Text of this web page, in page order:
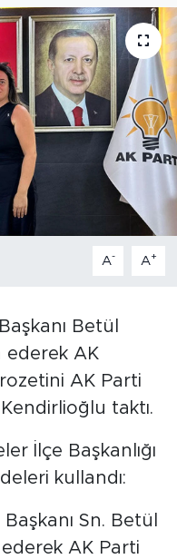
A- A+
Betül
ederek AK
rozetini AK Parti
taktı.
İlçe Başkanlığı
kullandı:
Sn. Betül
AK Parti